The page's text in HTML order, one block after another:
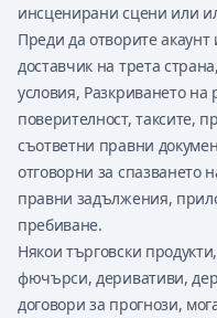
инсценирани сцени или
Преди да отворите
доставчик на трета
условия, Разкриването на
поверителност, таксите,
съответни правни
отговорни за спазването
правни задължения,
пребиване.
Някои търговски
фючърси, деривативи,
договори за прогнози,